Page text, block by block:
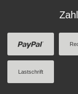
Lastschrift